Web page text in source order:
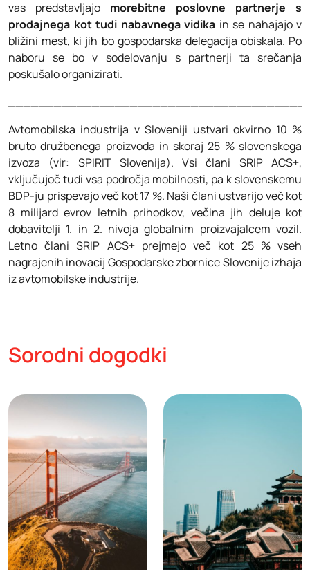
vas predstavljajo morebitne poslovne partnerje s
prodajnega kot tudi nabavnega vidika in se nahajajo v
bližini mest, ki jih bo gospodarska delegacija obiskala. Po
naboru se bo v sodelovanju s partnerji ta srečanja
poskušalo organizirati.
Avtomobilska industrija v Sloveniji ustvari okvirno 10 %
bruto družbenega proizvoda in skoraj 25 % slovenskega
izvoza (vir: SPIRIT Slovenija). Vsi člani SRIP ACS+,
vključujoč tudi vsa področja mobilnosti, pa k slovenskemu
BDP-ju prispevajo več kot 17 %. Naši člani ustvarijo več kot
8 milijard evrov letnih prihodkov, večina jih deluje kot
dobavitelji 1. in 2. nivoja globalnim proizvajalcem vozil.
Letno člani SRIP ACS+ prejmejo več kot 25 % vseh
nagrajenih inovacij Gospodarske zbornice Slovenije izhaja
iz avtomobilske industrije.
Sorodni dogodki